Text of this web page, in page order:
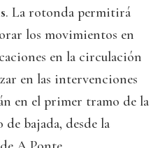
. La rotonda permitirá
los movimientos en
en la circulación
en las intervenciones
en el primer tramo de la
bajada, desde la